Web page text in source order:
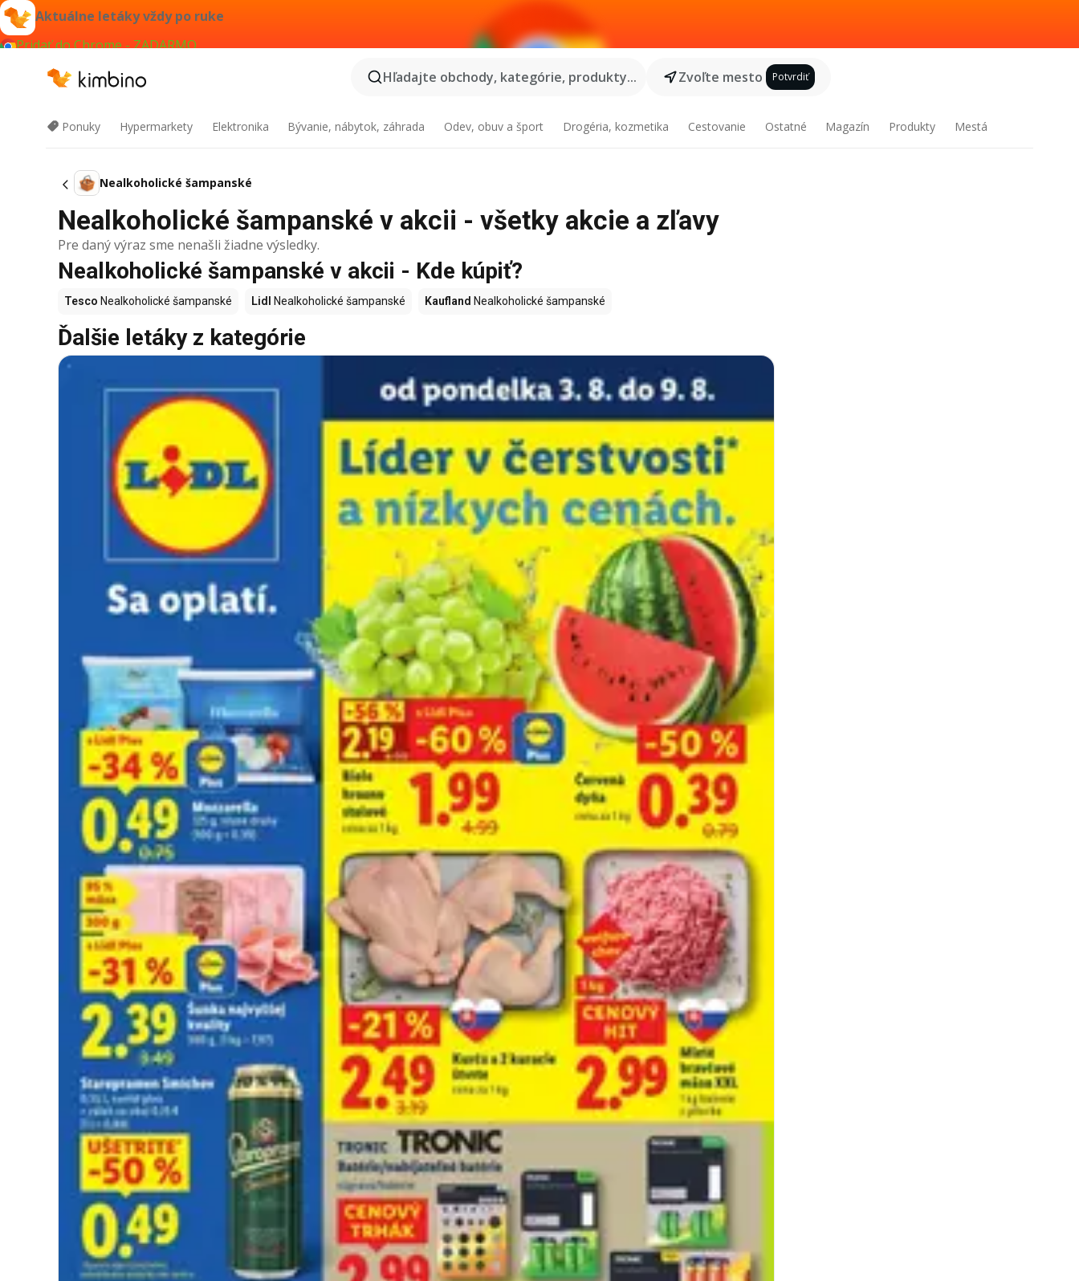
Aktuálne letáky vždy po ruke
Pridať do Chrome - ZADARMO
Hľadajte obchody, kategórie, produkty...
Zvoľte mesto Potvrdiť
Ponuky Hypermarkety Elektronika Bývanie, nábytok, záhrada Odev, obuv a šport Drogéria, kozmetika Cestovanie Ostatné Magazín Produkty Mestá
Nealkoholické šampanské
Nealkoholické šampanské v akcii - všetky akcie a zľavy
Pre daný výraz sme nenašli žiadne výsledky.
Nealkoholické šampanské v akcii - Kde kúpiť?
Tesco Nealkoholické šampanské Lidl Nealkoholické šampanské Kaufland Nealkoholické šampanské
Ďalšie letáky z kategórie